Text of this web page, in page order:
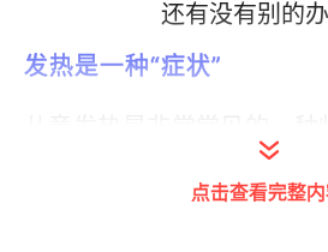
还有没有别的办
发热是一种“症状”
指体温升高超过正常范围，
或体温调节中枢功能障碍引
点击查看完整